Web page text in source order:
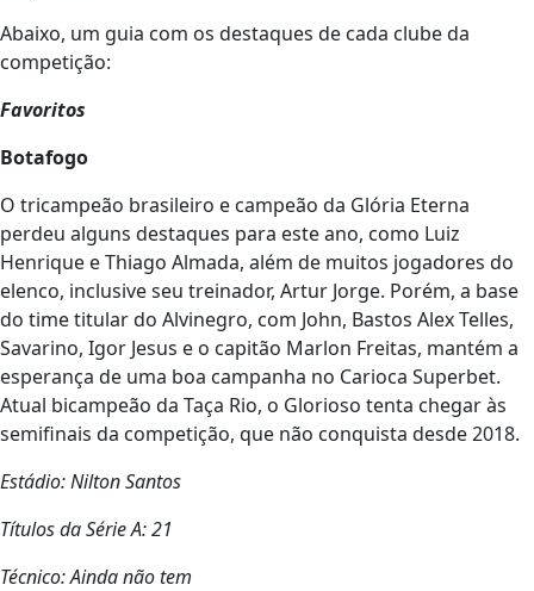
Abaixo, um guia com os destaques de cada clube da
competição:
Favoritos
Botafogo
O tricampeão brasileiro e campeão da Glória Eterna
perdeu alguns destaques para este ano, como Luiz
Henrique e Thiago Almada, além de muitos jogadores do
elenco, inclusive seu treinador, Artur Jorge. Porém, a base
do time titular do Alvinegro, com John, Bastos Alex Telles,
Savarino, Igor Jesus e o capitão Marlon Freitas, mantém a
esperança de uma boa campanha no Carioca Superbet.
Atual bicampeão da Taça Rio, o Glorioso tenta chegar às
semifinais da competição, que não conquista desde 2018.
Estádio: Nilton Santos
Títulos da Série A: 21
Técnico: Ainda não tem